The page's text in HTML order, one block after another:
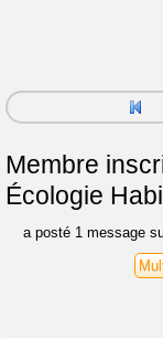
Membre
Écologie
a posté 1 message